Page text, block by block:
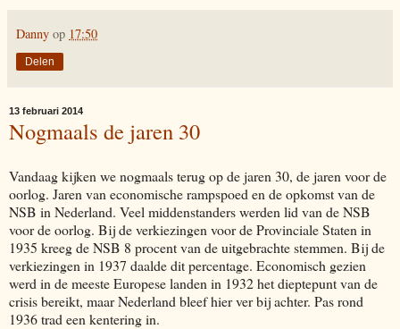
Danny op 17:50
Delen
13 februari 2014
Nogmaals de jaren 30
Vandaag kijken we nogmaals terug op de jaren 30, de jaren voor de
oorlog. Jaren van economische rampspoed en de opkomst van de
NSB in Nederland. Veel middenstanders werden lid van de NSB
voor de oorlog. Bij de verkiezingen voor de Provinciale Staten in
1935 kreeg de NSB 8 procent van de uitgebrachte stemmen. Bij de
verkiezingen in 1937 daalde dit percentage. Economisch gezien
werd in de meeste Europese landen in 1932 het dieptepunt van de
crisis bereikt, maar Nederland bleef hier ver bij achter. Pas rond
1936 trad een kentering in.